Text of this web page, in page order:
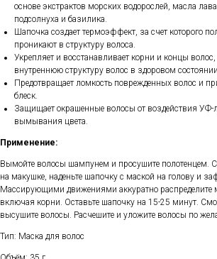
основе экстрактов морских водорослей, масла
подсолнуха и базилика.
Шапочка создает термоэффект, за счет которого
проникают в структуру волоса.
Укрепляет и восстанавливает корни и концы
внутреннюю структуру волос в здоровом состоянии.
Предотвращает ломкость поврежденных волос и
блеск.
Защищает окрашенные волосы от воздействия УФ-
вымывания цвета.
Применение:
Вымойте волосы шампунем и просушите полотенцем.
на макушке, наденьте шапочку с маской на голову и
Массирующими движениями аккуратно распределите
включая корни. Оставьте шапочку на 15-25 минут.
высушите волосы. Расчешите и уложите волосы по
Тип: Маска для волос